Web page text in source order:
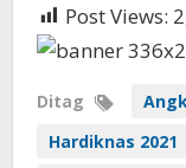
Post Views:
Ditag
Hardiknas 2021